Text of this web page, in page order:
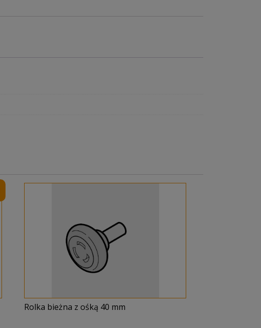
Rolka bieżna z ośką 40 mm